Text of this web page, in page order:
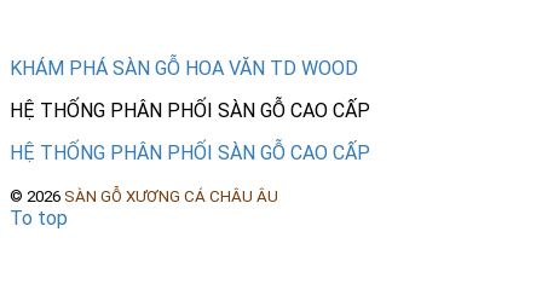
KHÁM PHÁ SÀN GỖ HOA VĂN TD WOOD
HỆ THỐNG PHÂN PHỐI SÀN GỖ CAO CẤP
HỆ THỐNG PHÂN PHỐI SÀN GỖ CAO CẤP
© 2026 SÀN GỖ XƯƠNG CÁ CHÂU ÂU
To top